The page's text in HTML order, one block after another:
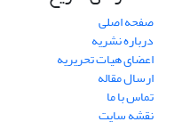
صفحه اصلی
درباره نشریه
اعضای هیات تحریریه
ارسال مقاله
تماس با ما
نقشه سایت